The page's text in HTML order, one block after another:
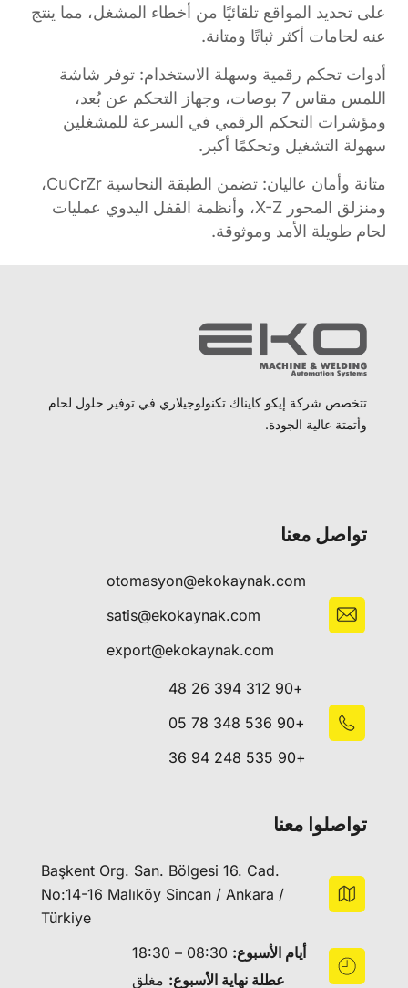
على تحديد المواقع تلقائيًا من أخطاء المشغل، مما ينتج
عنه لحامات أكثر ثباتًا ومتانة.
أدوات تحكم رقمية وسهلة الاستخدام: توفر شاشة
اللمس مقاس 7 بوصات، وجهاز التحكم عن بُعد،
ومؤشرات التحكم الرقمي في السرعة للمشغلين
سهولة التشغيل وتحكمًا أكبر.
متانة وأمان عاليان: تضمن الطبقة النحاسية CuCrZr،
ومنزلق المحور X-Z، وأنظمة القفل اليدوي عمليات
لحام طويلة الأمد وموثوقة.
تتخصص شركة إيكو كايناك تكنولوجيلاري في توفير حلول لحام
وأتمتة عالية الجودة.
تواصل معنا
otomasyon@ekokaynak.com
satis@ekokaynak.com
export@ekokaynak.com
+90 312 394 26 48
+90 536 348 78 05
+90 535 248 94 36
تواصلوا معنا
Başkent Org. San. Bölgesi 16. Cad.
No:14-16 Malıköy Sincan / Ankara /
Türkiye
أيام الأسبوع:
عطلة نهاية الأسبوع: مغلق